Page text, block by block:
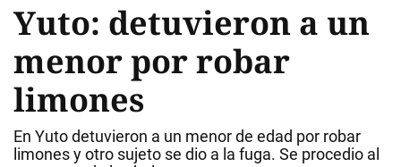
Yuto: detuvieron a un
menor por robar
limones
En Yuto detuvieron a un menor de edad por robar
limones y otro sujeto se dio a la fuga. Se procedio al